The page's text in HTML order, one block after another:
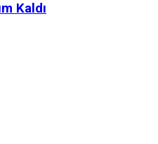
Kaldı